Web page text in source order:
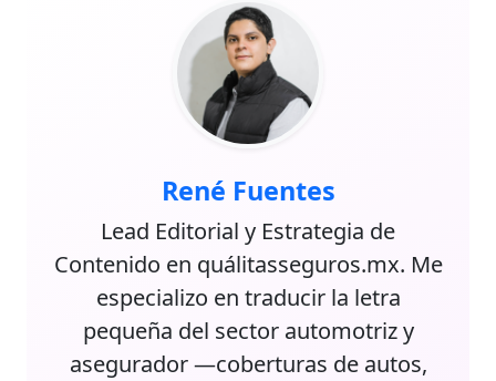
René Fuentes
Lead Editorial y Estrategia de
Contenido en quálitasseguros.mx. Me
especializo en traducir la letra
pequeña del sector automotriz y
asegurador —coberturas de autos,